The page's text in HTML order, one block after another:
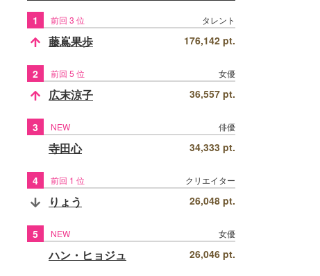
1 前回 3 位 タレント
藤嶌果歩 176,142 pt.
2 前回 5 位 女優
広末涼子 36,557 pt.
3 NEW 俳優
寺田心 34,333 pt.
4 前回 1 位 クリエイター
りょう 26,048 pt.
5 NEW 女優
ハン・ヒョジュ 26,046 pt.